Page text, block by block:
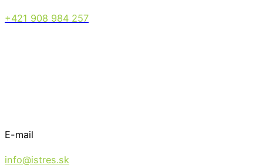
+421 908 984 257
E-mail
info@istres.sk